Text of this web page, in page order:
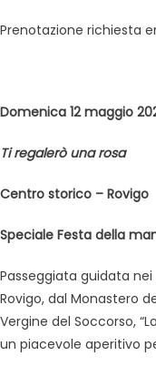
Prenotazione richiesta
Domenica 12 maggio
Ti regalerò una rosa
Centro storico – Rovigo
Speciale Festa della
Passeggiata guidata
Rovigo, dal Monastero
Vergine del Soccorso,
un piacevole aperitivo